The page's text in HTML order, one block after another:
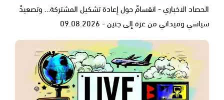
الحصاد الاخباري - انقسامٌ حول إعادة تشكيل المشتركة… وتصعيدٌ
سياسي وميداني من غزة إلى جنين - 09.08.2026